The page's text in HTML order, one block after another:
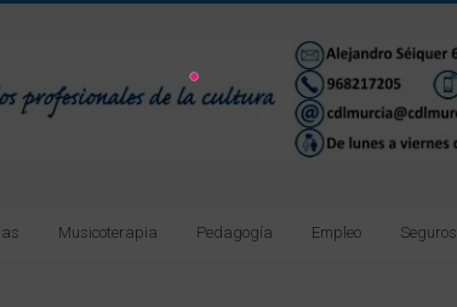
Musicoterapia Pedagogía Empleo Seguros